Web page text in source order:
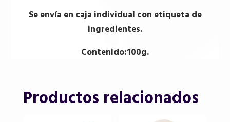
cantidad
Se envía en caja individual con etiqueta de
ingredientes.
Contenido:100g.
Productos relacionados